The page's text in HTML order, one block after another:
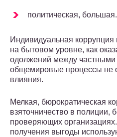
политическая, большая.
Индивидуальная коррупция
на бытовом уровне, как
одолжений между
общемировые процессы не
влияния.
Мелкая, бюрократическая
взяточничество в полиции,
проверяющих
получения выгоды